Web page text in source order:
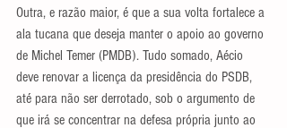
Outra, e razão maior, é que a sua volta fortalece a
ala tucana que deseja manter o apoio ao governo
de Michel Temer (PMDB). Tudo somado, Aécio
deve renovar a licença da presidência do PSDB,
até para não ser derrotado, sob o argumento de
que irá se concentrar na defesa própria junto ao